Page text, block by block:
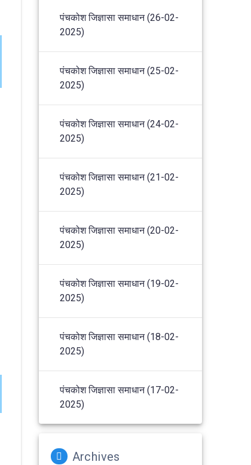
पंचकोश जिज्ञासा समाधान (26-02-
2025)
पंचकोश जिज्ञासा समाधान (25-02-
2025)
पंचकोश जिज्ञासा समाधान (24-02-
2025)
पंचकोश जिज्ञासा समाधान (21-02-
2025)
पंचकोश जिज्ञासा समाधान (20-02-
2025)
पंचकोश जिज्ञासा समाधान (19-02-
2025)
पंचकोश जिज्ञासा समाधान (18-02-
2025)
पंचकोश जिज्ञासा समाधान (17-02-
2025)
Archives